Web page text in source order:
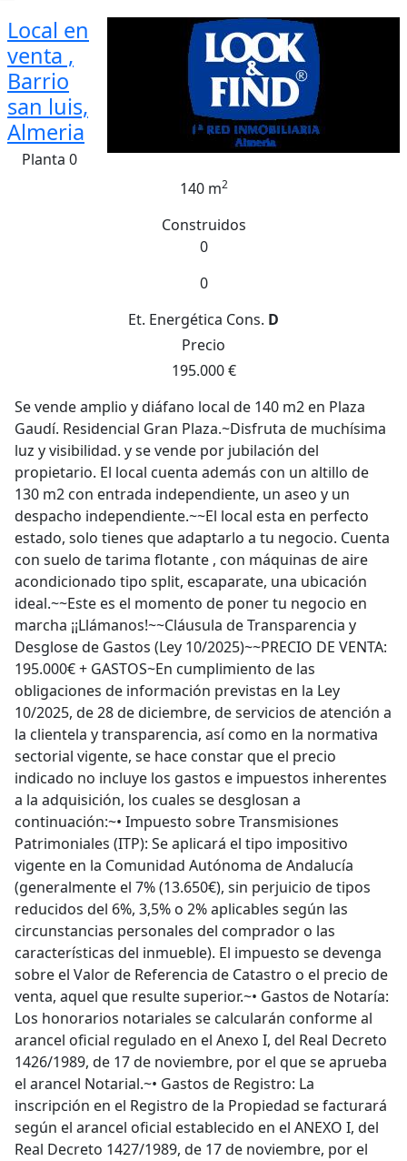
Local en
venta ,
Barrio
san luis,
Almeria
Planta 0
140 m2
Construidos
0
0
Et. Energética Cons. D
Precio
195.000 €
Se vende amplio y diáfano local de 140 m2 en Plaza
Gaudí. Residencial Gran Plaza.~Disfruta de muchísima
luz y visibilidad. y se vende por jubilación del
propietario. El local cuenta además con un altillo de
130 m2 con entrada independiente, un aseo y un
despacho independiente.~~El local esta en perfecto
estado, solo tienes que adaptarlo a tu negocio. Cuenta
con suelo de tarima flotante , con máquinas de aire
acondicionado tipo split, escaparate, una ubicación
ideal.~~Este es el momento de poner tu negocio en
marcha ¡¡Llámanos!~~Cláusula de Transparencia y
Desglose de Gastos (Ley 10/2025)~~PRECIO DE VENTA:
195.000€ + GASTOS~En cumplimiento de las
obligaciones de información previstas en la Ley
10/2025, de 28 de diciembre, de servicios de atención a
la clientela y transparencia, así como en la normativa
sectorial vigente, se hace constar que el precio
indicado no incluye los gastos e impuestos inherentes
a la adquisición, los cuales se desglosan a
continuación:~• Impuesto sobre Transmisiones
Patrimoniales (ITP): Se aplicará el tipo impositivo
vigente en la Comunidad Autónoma de Andalucía
(generalmente el 7% (13.650€), sin perjuicio de tipos
reducidos del 6%, 3,5% o 2% aplicables según las
circunstancias personales del comprador o las
características del inmueble). El impuesto se devenga
sobre el Valor de Referencia de Catastro o el precio de
venta, aquel que resulte superior.~• Gastos de Notaría:
Los honorarios notariales se calcularán conforme al
arancel oficial regulado en el Anexo I, del Real Decreto
1426/1989, de 17 de noviembre, por el que se aprueba
el arancel Notarial.~• Gastos de Registro: La
inscripción en el Registro de la Propiedad se facturará
según el arancel oficial establecido en el ANEXO I, del
Real Decreto 1427/1989, de 17 de noviembre, por el